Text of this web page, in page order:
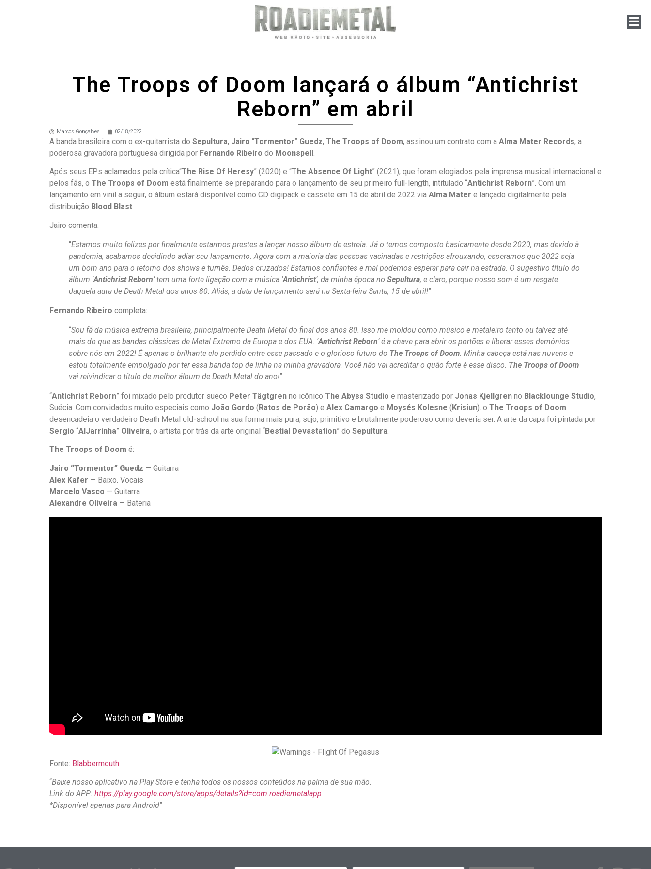
The Troops of Doom lançará o álbum “Antichrist
Reborn” em abril
Marcos Gonçalves 02/18/2022
A banda brasileira com o ex-guitarrista do Sepultura, Jairo “Tormentor” Guedz, The Troops of Doom, assinou um contrato com a Alma Mater Records, a
poderosa gravadora portuguesa dirigida por Fernando Ribeiro do Moonspell.
Após seus EPs aclamados pela crítica“The Rise Of Heresy” (2020) e “The Absence Of Light” (2021), que foram elogiados pela imprensa musical internacional e
pelos fãs, o The Troops of Doom está finalmente se preparando para o lançamento de seu primeiro full-length, intitulado “Antichrist Reborn”. Com um
lançamento em vinil a seguir, o álbum estará disponível como CD digipack e cassete em 15 de abril de 2022 via Alma Mater e lançado digitalmente pela
distribuição Blood Blast.
Jairo comenta:
“Estamos muito felizes por finalmente estarmos prestes a lançar nosso álbum de estreia. Já o temos composto basicamente desde 2020, mas devido à
pandemia, acabamos decidindo adiar seu lançamento. Agora com a maioria das pessoas vacinadas e restrições afrouxando, esperamos que 2022 seja
um bom ano para o retorno dos shows e turnês. Dedos cruzados! Estamos confiantes e mal podemos esperar para cair na estrada. O sugestivo título do
álbum ‘Antichrist Reborn’ tem uma forte ligação com a música ‘Antichrist’, da minha época no Sepultura, e claro, porque nosso som é um resgate
daquela aura de Death Metal dos anos 80. Aliás, a data de lançamento será na Sexta-feira Santa, 15 de abril!”
Fernando Ribeiro completa:
“Sou fã da música extrema brasileira, principalmente Death Metal do final dos anos 80. Isso me moldou como músico e metaleiro tanto ou talvez até
mais do que as bandas clássicas de Metal Extremo da Europa e dos EUA. ‘Antichrist Reborn’ é a chave para abrir os portões e liberar esses demônios
sobre nós em 2022! É apenas o brilhante elo perdido entre esse passado e o glorioso futuro do The Troops of Doom. Minha cabeça está nas nuvens e
estou totalmente empolgado por ter essa banda top de linha na minha gravadora. Você não vai acreditar o quão forte é esse disco. The Troops of Doom
vai reivindicar o título de melhor álbum de Death Metal do ano!”
“Antichrist Reborn” foi mixado pelo produtor sueco Peter Tägtgren no icônico The Abyss Studio e masterizado por Jonas Kjellgren no Blacklounge Studio,
Suécia. Com convidados muito especiais como João Gordo (Ratos de Porão) e Alex Camargo e Moysés Kolesne (Krisiun), o The Troops of Doom
desencadeia o verdadeiro Death Metal old-school na sua forma mais pura; sujo, primitivo e brutalmente poderoso como deveria ser. A arte da capa foi pintada por
Sergio “AlJarrinha” Oliveira, o artista por trás da arte original “Bestial Devastation” do Sepultura.
The Troops of Doom é:
Jairo “Tormentor” Guedz — Guitarra
Alex Kafer — Baixo, Vocais
Marcelo Vasco — Guitarra
Alexandre Oliveira — Bateria
Fonte: Blabbermouth
“Baixe nosso aplicativo na Play Store e tenha todos os nossos conteúdos na palma de sua mão.
Link do APP: https://play.google.com/store/apps/details?id=com.roadiemetalapp
*Disponível apenas para Android”